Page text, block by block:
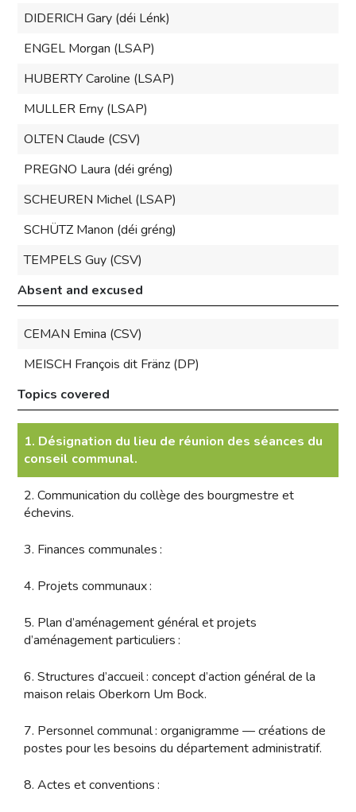
DIDERICH Gary (déi Lénk)
ENGEL Morgan (LSAP)
HUBERTY Caroline (LSAP)
MULLER Erny (LSAP)
OLTEN Claude (CSV)
PREGNO Laura (déi gréng)
SCHEUREN Michel (LSAP)
SCHÜTZ Manon (déi gréng)
TEMPELS Guy (CSV)
Absent and excused
CEMAN Emina (CSV)
MEISCH François dit Fränz (DP)
Topics covered
1. Désignation du lieu de réunion des séances du
conseil communal.
2. Communication du collège des bourgmestre et
échevins.
3. Finances communales :
4. Projets communaux :
5. Plan d’aménagement général et projets
d’aménagement particuliers :
6. Structures d’accueil : concept d’action général de la
maison relais Oberkorn Um Bock.
7. Personnel communal : organigramme — créations de
postes pour les besoins du département administratif.
8. Actes et conventions :